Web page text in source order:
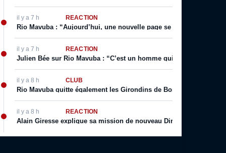
il y a 7 h RÉACTION
Rio Mavuba : “Aujourd’hui, une nouvelle page se tourne […]
il y a 7 h RÉACTION
Julien Bée sur Rio Mavuba : “C’est un homme qui incarne les
il y a 8 h CLUB
Rio Mavuba quitte également les Girondins de Bordeaux
il y a 8 h RÉACTION
Alain Giresse explique sa mission de nouveau Directeur